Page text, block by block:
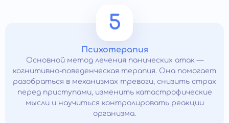
5
Психотерапия
Основной метод лечения панических атак —
когнитивно-поведенческая терапия. Она помогает
разобраться в механизмах тревоги, снизить страх
перед приступами, изменить катастрофические
мысли и научиться контролировать реакции
организма.